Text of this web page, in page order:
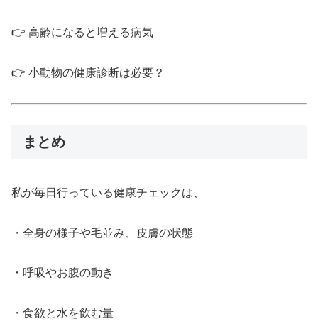
👉 高齢になると増える病気
👉 小動物の健康診断は必要？
まとめ
私が毎日行っている健康チェックは、
・全身の様子や毛並み、皮膚の状態
・呼吸やお腹の動き
・食欲と水を飲む量